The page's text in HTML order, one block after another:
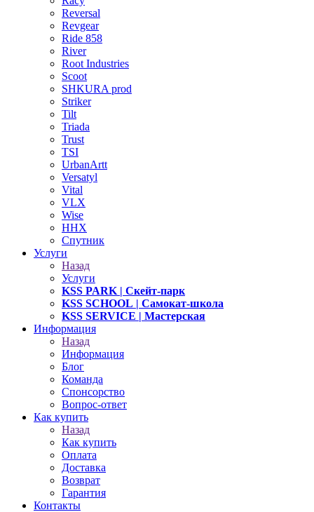
Reversal
Revgear
Ride 858
River
Root Industries
Scoot
SHKURA рrоd
Striker
Tilt
Triada
Trust
TSI
UrbanArtt
Versatyl
Vital
VLX
Wise
ННХ
Спутник
Услуги
Назад
Услуги
KSS PARK | Скейт-парк
KSS SCHOOL | Самокат-школа
KSS SERVICE | Мастерская
Информация
Назад
Информация
Блог
Команда
Спонсорство
Вопрос-ответ
Как купить
Назад
Как купить
Оплата
Доставка
Возврат
Гарантия
Контакты